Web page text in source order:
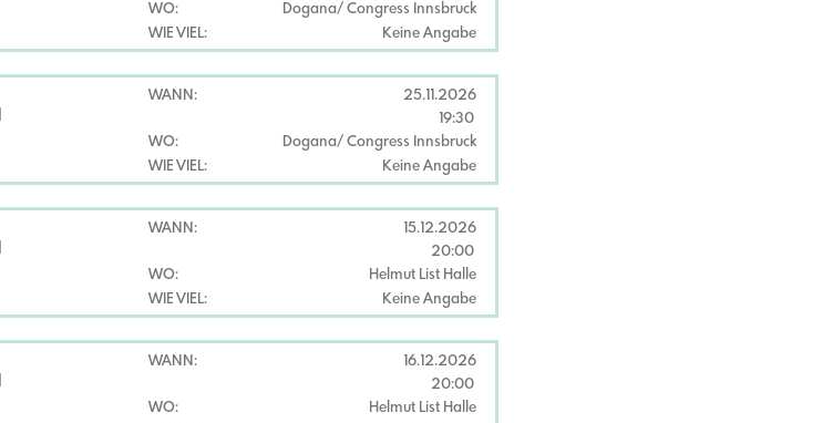
WO:
Dogana/ Congress Innsbruck
WIE VIEL:
Keine Angabe
WANN:
25.11.2026
19:30
WO:
Dogana/ Congress Innsbruck
WIE VIEL:
Keine Angabe
WANN:
15.12.2026
20:00
WO:
Helmut List Halle
WIE VIEL:
Keine Angabe
WANN:
16.12.2026
20:00
WO:
Helmut List Halle